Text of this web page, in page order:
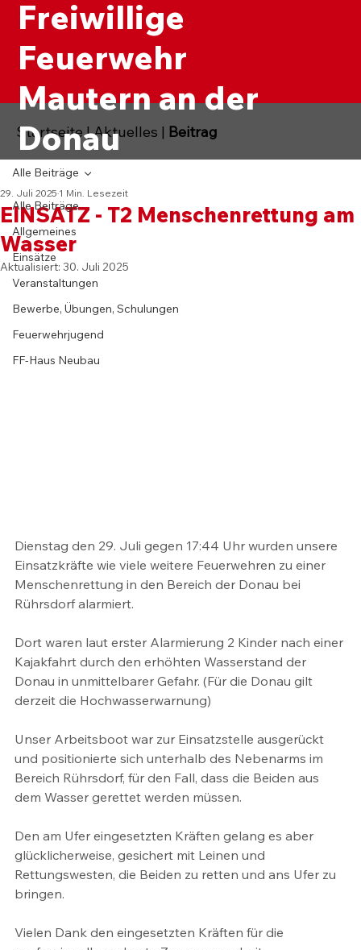
Freiwillige
Feuerwehr
Mautern an der
Donau
Alle Beiträge
Allgemeines
Einsätze
Veranstaltungen
Bewerbe, Übungen, Schulungen
Feuerwehrjugend
FF-Haus Neubau
Alle Beiträge
EINSATZ - T2 Menschenrettung am
Wasser
29. Juli 2025 1 Min. Lesezeit
Aktualisiert: 30. Juli 2025
Dienstag den 29. Juli gegen 17:44 Uhr wurden unsere
Einsatzkräfte wie viele weitere Feuerwehren zu einer
Menschenrettung in den Bereich der Donau bei
Rührsdorf alarmiert.
Dort waren laut erster Alarmierung 2 Kinder nach einer
Kajakfahrt durch den erhöhten Wasserstand der
Donau in unmittelbarer Gefahr. (Für die Donau gilt
derzeit die Hochwasserwarnung)
Unser Arbeitsboot war zur Einsatzstelle ausgerückt
und positionierte sich unterhalb des Nebenarms im
Bereich Rührsdorf, für den Fall, dass die Beiden aus
dem Wasser gerettet werden müssen.
Den am Ufer eingesetzten Kräften gelang es aber
glücklicherweise, gesichert mit Leinen und
Rettungswesten, die Beiden zu retten und ans Ufer zu
bringen.
Vielen Dank den eingesetzten Kräften für die
Startseite|Aktuelles | Beitrag